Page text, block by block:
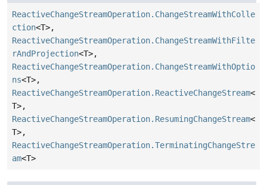
ReactiveChangeStreamOperation.ChangeStreamWithColle
ction<T>,
ReactiveChangeStreamOperation.ChangeStreamWithFilte
rAndProjection<T>,
ReactiveChangeStreamOperation.ChangeStreamWithOptio
ns<T>,
ReactiveChangeStreamOperation.ReactiveChangeStream<
T>,
ReactiveChangeStreamOperation.ResumingChangeStream<
T>,
ReactiveChangeStreamOperation.TerminatingChangeStre
am<T>